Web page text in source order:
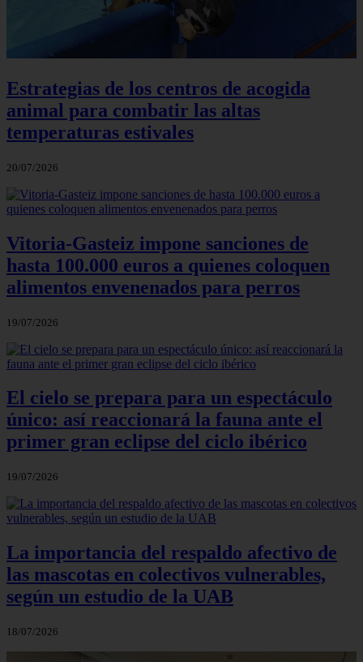
Estrategias de los centros de acogida
animal para combatir las altas
temperaturas estivales
20/07/2026
Vitoria-Gasteiz impone sanciones de
hasta 100.000 euros a quienes coloquen
alimentos envenenados para perros
19/07/2026
El cielo se prepara para un espectáculo
único: así reaccionará la fauna ante el
primer gran eclipse del ciclo ibérico
19/07/2026
La importancia del respaldo afectivo de
las mascotas en colectivos vulnerables,
según un estudio de la UAB
18/07/2026